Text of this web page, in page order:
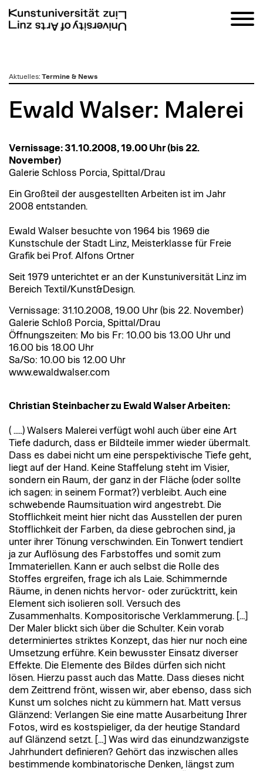
zumAktuelles: Termine & News
Ewald Walser: Malerei
Vernissage: 31.10.2008, 19.00 Uhr (bis 22.
November)
Galerie Schloss Porcia, Spittal/Drau
Ein Großteil der ausgestellten Arbeiten ist im Jahr
2008 entstanden.
Ewald Walser besuchte von 1964 bis 1969 die
Kunstschule der Stadt Linz, Meisterklasse für Freie
Grafik bei Prof. Alfons Ortner
Seit 1979 unterichtet er an der Kunstuniversität Linz im
Bereich Textil/Kunst&Design.
Vernissage: 31.10.2008, 19.00 Uhr (bis 22. November)
Galerie Schloß Porcia, Spittal/Drau
Öffnungszeiten: Mo bis Fr: 10.00 bis 13.00 Uhr und
16.00 bis 18.00 Uhr
Sa/So: 10.00 bis 12.00 Uhr
www.ewaldwalser.com
Christian Steinbacher zu Ewald Walser Arbeiten:
( .....) Walsers Malerei verfügt wohl auch über eine Art
Tiefe dadurch, dass er Bildteile immer wieder übermalt.
Dass es dabei nicht um eine perspektivische Tiefe geht,
liegt auf der Hand. Keine Staffelung steht im Visier,
sondern ein Raum, der ganz in der Fläche (oder sollte
ich sagen: in seinem Format?) verbleibt. Auch eine
schwebende Raumsituation wird angestrebt. Die
Stofflichkeit meint hier nicht das Ausstellen der puren
Stofflichkeit der Farben, da diese gebrochen sind, ja
unter ihrer Tönung verschwinden. Ein Tonwert tendiert
ja zur Auflösung des Farbstoffes und somit zum
Immateriellen. Kann er auch selbst die Rolle des
Stoffes ergreifen, frage ich als Laie. Schimmernde
Räume, in denen nichts hervor- oder zurücktritt, kein
Element sich isolieren soll. Versuch des
Zusammenhalts. Kompositorische Verklammerung. […]
Der Maler blickt sich über die Schulter. Kein vorab
determiniertes striktes Konzept, das hier nur noch eine
Umsetzung erführe. Kein bewusster Einsatz diverser
Effekte. Die Elemente des Bildes dürfen sich nicht
lösen. Hierzu passt auch das Matte. Dass dieses nicht
dem Zeittrend frönt, wissen wir, aber ebenso, dass sich
Kunst um solches nicht zu kümmern hat. Matt versus
Glänzend: Verlangen Sie eine matte Ausarbeitung Ihrer
Fotos, wird es kostspieliger, da der heutige Standard
auf Glänzend setzt. […] Was wird das einundzwanzigste
Jahrhundert definieren? Gehört das inzwischen alles
bestimmende kombinatorische Denken, längst zum